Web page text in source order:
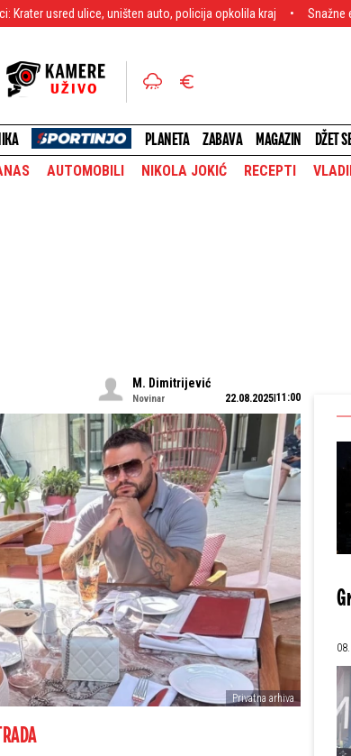
auto, policija opkolila kraj Snažne eksplozije kidaju Kijev,
PLANETA ZABAVA MAGAZIN DŽET
AUTOMOBILI NIKOLA JOKIĆ RECEPTI
M. Dimitrijević
Novinar 22.08.2025 11:00
Privatna arhiva